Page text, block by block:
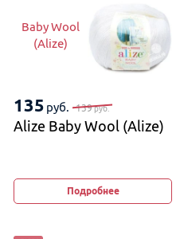
Baby Wool
(Alize)
135 руб. 139руб.
Alize Baby Wool (Alize)
Подробнее